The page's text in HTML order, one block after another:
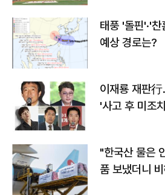
태풍 '돌핀'·'
예상 경로는?
이재룡 재판
'사고 후 미조
"한국산 물은
품 보냈더니